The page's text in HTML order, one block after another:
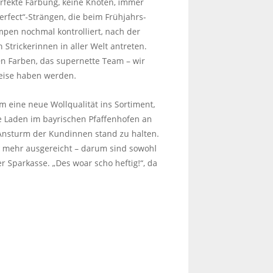
Strängen, die beim Frühjahrs-
nochmal kontrolliert, nach der
Strickerinnen in aller Welt antreten.
Farben, das supernette Team – wir
haben werden.
eine neue Wollqualität ins Sortiment,
im bayrischen Pfaffenhofen an
der Kundinnen stand zu halten.
ausgereicht – darum sind sowohl
„Des woar scho heftig!“, da